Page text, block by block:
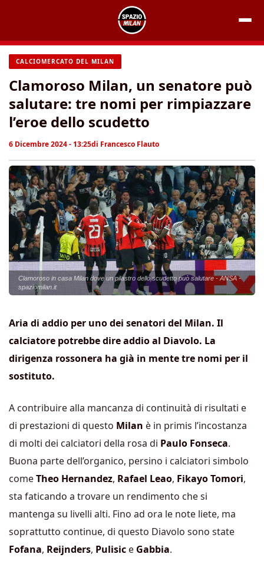
contenuto
CALCIOMERCATO DEL MILAN
Clamoroso Milan, un senatore può
salutare: tre nomi per rimpiazzare
l’eroe dello scudetto
6 Dicembre 2024 - 13:25di Francesco Flauto
Clamoroso in casa Milan dove un pilastro dello scudetto può salutare - ANSA -
spaziomilan.it
Aria di addio per uno dei senatori del Milan. Il
calciatore potrebbe dire addio al Diavolo. La
dirigenza rossonera ha già in mente tre nomi per il
sostituto.
A contribuire alla mancanza di continuità di risultati e
di prestazioni di questo Milan è in primis l’incostanza
di molti dei calciatori della rosa di Paulo Fonseca.
Buona parte dell’organico, persino i calciatori simbolo
comeTheo Hernandez, Rafael Leao, Fikayo Tomori,
sta faticando a trovare un rendimento che si
mantenga su livelli alti. Fino ad ora le note liete, ma
soprattutto continue, di questo Diavolo sono state
Fofana, Reijnders, Pulisic e Gabbia.